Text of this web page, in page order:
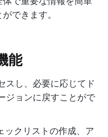
できます。
能
スし、必要に応じてド
ジョンに戻すことがで
ックリストの作成、ア